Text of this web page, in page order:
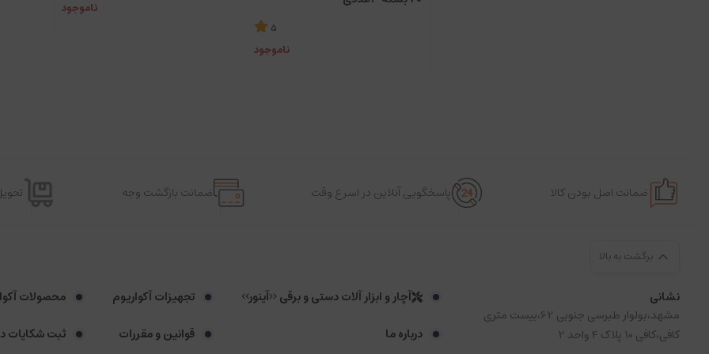
5
ناموجود
ناموجود
ضمانت اصل بودن کالا پاسخگویی آنلاین در اسرع وقت ضمانت بازگشت وجه
برگشت به بالا
نشانی
مشهد،بولوار طبرسی جنوبی 62،بیست متری
کافی،کافی 10 پلاک 4 واحد 2
آچار و ابزار آلات دستی و برقی <<آینور>> تجهیزات آکواریوم
محصولات
درباره ما
قوانین و مقررات ثبت شکایات